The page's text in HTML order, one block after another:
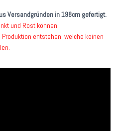
Versandgründen in 198cm gefertigt.
und Rost können
entstehen, welche keinen